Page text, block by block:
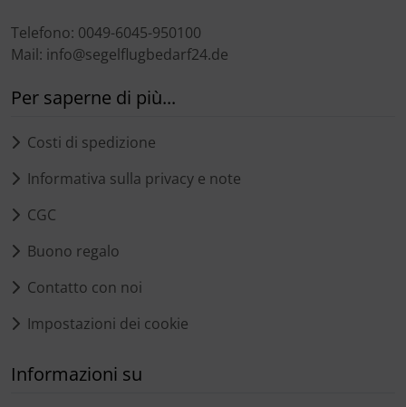
Telefono: 0049-6045-950100
Mail: info@segelflugbedarf24.de
Per saperne di più...
Costi di spedizione
Informativa sulla privacy e note
CGC
Buono regalo
Contatto con noi
Impostazioni dei cookie
Informazioni su